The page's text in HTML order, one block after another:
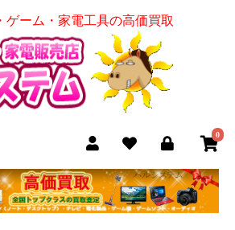
ゲーム・家電工具の高価買取
0